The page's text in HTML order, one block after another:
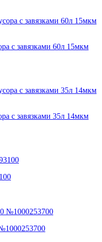
завязками 60л 15мкм
завязками 35л 14мкм